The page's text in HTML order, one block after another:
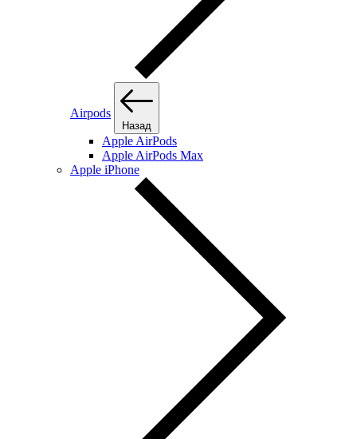
Airpods
Назад
Apple AirPods
Apple AirPods Max
Apple iPhone